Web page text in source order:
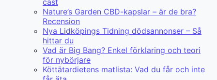
cast
Nature’s Garden CBD-kapslar – är de bra?
Recension
Nya Lidköpings Tidning dödsannonser – Så
hittar du
Vad är Big Bang? Enkel förklaring och teori
för nybörjare
Köttätardietens matlista: Vad du får och inte